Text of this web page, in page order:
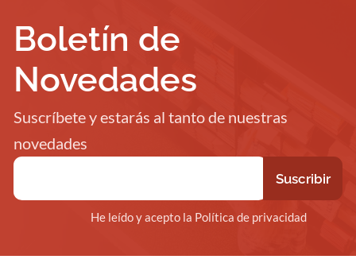
Boletín de
Novedades
Suscríbete y estarás al tanto de nuestras
novedades
He leído y acepto la Política de privacidad